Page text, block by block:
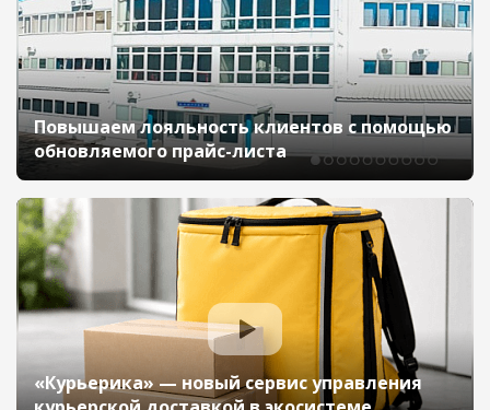
Повышаем лояльность клиентов с помощью
обновляемого прайс-листа
«Курьерика» — новый сервис управления